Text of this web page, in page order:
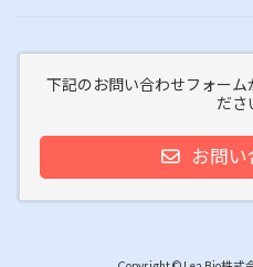
下記のお問い合わせフォーム
ださ
お問い